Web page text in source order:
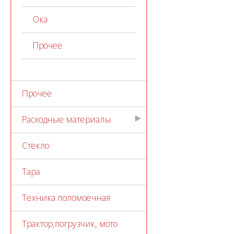
Ока
Прочее
Прочее
Расходные материалы
Стекло
Тара
Техника поломоечная
Трактор,погрузчик, мото